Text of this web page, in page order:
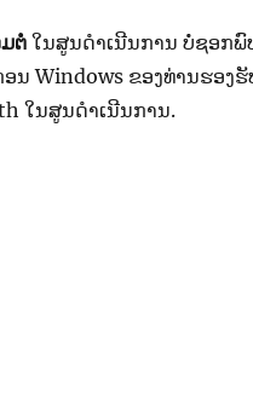
ຕໍ່ໃນສູນດຳເນີນການ ບໍ່ຊອກພົ
ນ Windows ຂອງທ່ານຮອງ
ໃນສູນດຳເນີນການ.